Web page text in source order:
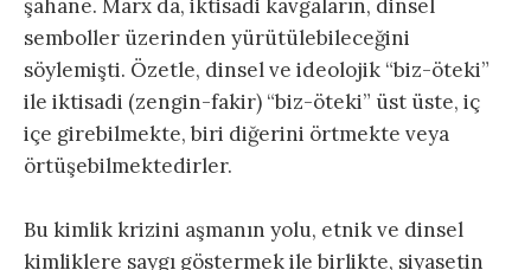
şahane. Marx da, iktisadi kavgaların, dinsel
semboller üzerinden yürütülebileceğini
söylemişti. Özetle, dinsel ve ideolojik “biz-öteki”
ile iktisadi (zengin-fakir) “biz-öteki” üst üste, iç
içe girebilmekte, biri diğerini örtmekte veya
örtüşebilmektedirler.
Bu kimlik krizini aşmanın yolu, etnik ve dinsel
kimliklere saygı göstermek ile birlikte, siyasetin